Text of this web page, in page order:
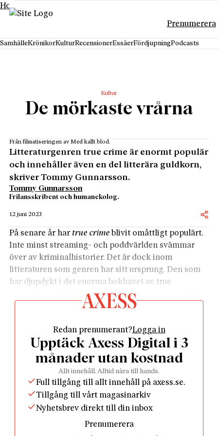
Hoppa till innehåll
Prenumerera
SamhälleKrönikorKulturRecensionerEssäerFördjupningPodcasts
Kultur
De mörkaste vrårna
Från filmatiseringen av Med kallt blod.
Litteraturgenren true crime är enormt populär
och innehåller även en del litterära guldkorn,
skriver Tommy Gunnarsson.
Tommy Gunnarsson
Frilansskribent och humanekolog.
12 juni 2023
På senare år har true crime blivit omåttligt populärt.
Inte minst streaming- och poddvärlden svämmar
över av kriminalhistorier. Det är dock inom
litteraturen som genren har sitt ursprung. Den som
har djupdykt i det enorma bokhavet av true
crime finner där inte bara effektsökeri utan också
litteratur som medvetet avslöjar och säger något om
allra mörkaste mänskliga vrårna.
Om man ser till den true crime-litteratur som just nu
ges ut är mycket väl underbyggt vad gäller research.
För den kräsne kan det dock synas vara svårt att här
hitta något med större litterär kvalitet.
Men det finns guldkorn. Några av dessa är den
brittiske journalisten Jamie Bartletts böcker. Med
Det mörka nätet (2014) ochMissing
Redan prenumerant?Logga in
Upptäck Axess Digital i 3
månader utan kostnad
Allt innehåll. Alltid nära till hands.
Full tillgång till allt innehåll på axess.se.
Tillgång till vårt magasinarkiv
Nyhetsbrev direkt till din inbox
Prenumerera